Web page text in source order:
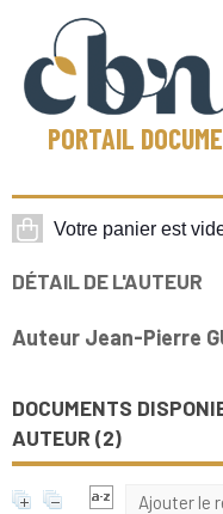
PORTAIL
DÉTAIL DE L'AUTEUR
Auteur Jean-Pierre
DOCUMENTS
AUTEUR (2)
Ajouter le